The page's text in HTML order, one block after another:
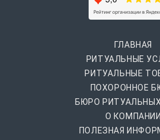
ГЛАВНАЯ
РИТУАЛЬНЫЕ
РИТУАЛЬНЫЕ
ПОХОРОННОЕ
БЮРО
О КОМПАНИИ
ПОЛЕЗНАЯ